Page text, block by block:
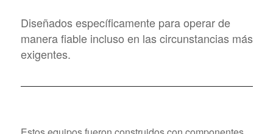
Diseñados específicamente para operar de
manera fiable incluso en las circunstancias más
exigentes.